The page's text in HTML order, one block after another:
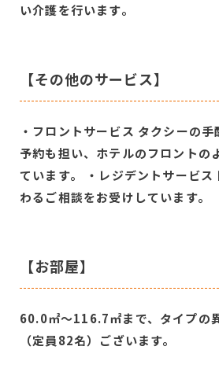
い介護を行います。
【その他のサービス】
・フロントサービス タクシーの
予約も担い、ホテルのフロントの
ています。 ・レジデントサービ
わるご相談をお受けしています。
【お部屋】
60.0㎡～116.7㎡まで、タイプの
（定員82名）ございます。